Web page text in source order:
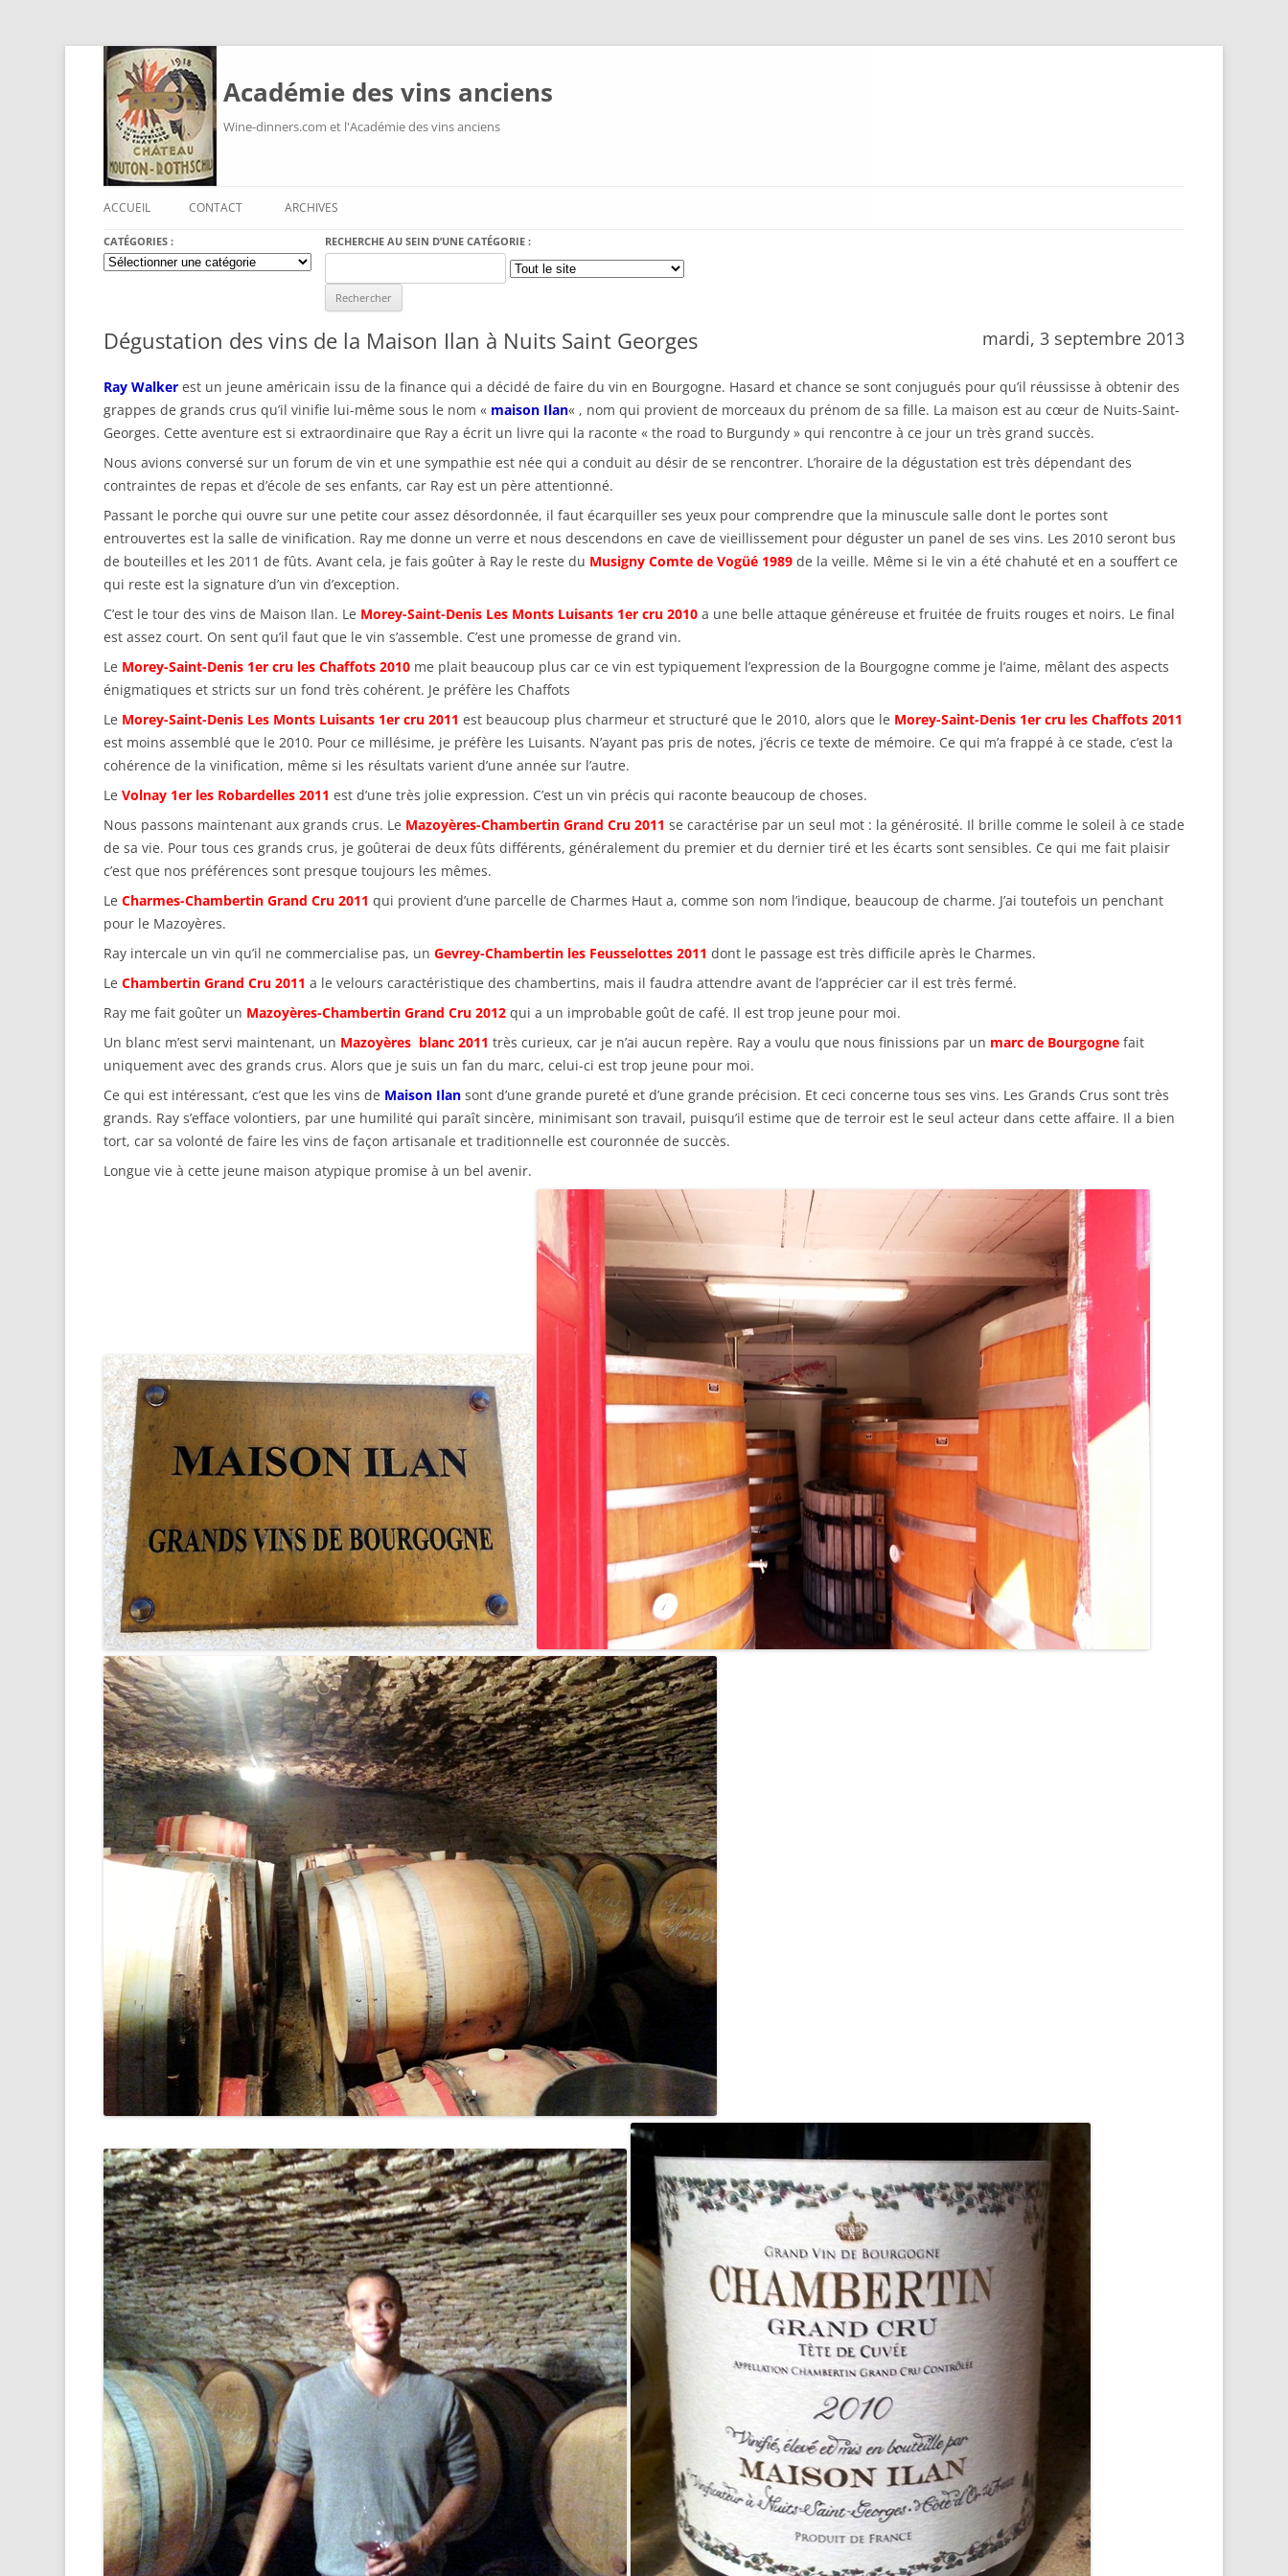
Académie des vins anciens
Wine-dinners.com et l'Académie des vins anciens
ACCUEIL CONTACT ARCHIVES
CATÉGORIES :
Catégories
:
RECHERCHE AU SEIN D’UNE CATÉGORIE :
for:
Dégustation des vins de la Maison Ilan à Nuits Saint Georges mardi, 3 septembre 2013
Ray Walker est un jeune américain issu de la finance qui a décidé de faire du vin en Bourgogne. Hasard et chance se sont conjugués pour qu’il réussisse à obtenir des
grappes de grands crus qu’il vinifie lui-même sous le nom « maison Ilan« , nom qui provient de morceaux du prénom de sa fille. La maison est au cœur de Nuits-Saint-
Georges. Cette aventure est si extraordinaire que Ray a écrit un livre qui la raconte « the road to Burgundy » qui rencontre à ce jour un très grand succès.
Nous avions conversé sur un forum de vin et une sympathie est née qui a conduit au désir de se rencontrer. L’horaire de la dégustation est très dépendant des
contraintes de repas et d’école de ses enfants, car Ray est un père attentionné.
Passant le porche qui ouvre sur une petite cour assez désordonnée, il faut écarquiller ses yeux pour comprendre que la minuscule salle dont le portes sont
entrouvertes est la salle de vinification. Ray me donne un verre et nous descendons en cave de vieillissement pour déguster un panel de ses vins. Les 2010 seront bus
de bouteilles et les 2011 de fûts. Avant cela, je fais goûter à Ray le reste du Musigny Comte de Vogüé 1989 de la veille. Même si le vin a été chahuté et en a souffert ce
qui reste est la signature d’un vin d’exception.
C’est le tour des vins de Maison Ilan. Le Morey-Saint-Denis Les Monts Luisants 1er cru 2010 a une belle attaque généreuse et fruitée de fruits rouges et noirs. Le final
est assez court. On sent qu’il faut que le vin s’assemble. C’est une promesse de grand vin.
Le Morey-Saint-Denis 1er cru les Chaffots 2010 me plait beaucoup plus car ce vin est typiquement l’expression de la Bourgogne comme je l’aime, mêlant des aspects
énigmatiques et stricts sur un fond très cohérent. Je préfère les Chaffots
Le Morey-Saint-Denis Les Monts Luisants 1er cru 2011 est beaucoup plus charmeur et structuré que le 2010, alors que le Morey-Saint-Denis 1er cru les Chaffots 2011
est moins assemblé que le 2010. Pour ce millésime, je préfère les Luisants. N’ayant pas pris de notes, j’écris ce texte de mémoire. Ce qui m’a frappé à ce stade, c’est la
cohérence de la vinification, même si les résultats varient d’une année sur l’autre.
Le Volnay 1er les Robardelles 2011 est d’une très jolie expression. C’est un vin précis qui raconte beaucoup de choses.
Nous passons maintenant aux grands crus. Le Mazoyères-Chambertin Grand Cru 2011 se caractérise par un seul mot : la générosité. Il brille comme le soleil à ce stade
de sa vie. Pour tous ces grands crus, je goûterai de deux fûts différents, généralement du premier et du dernier tiré et les écarts sont sensibles. Ce qui me fait plaisir
c’est que nos préférences sont presque toujours les mêmes.
Le Charmes-Chambertin Grand Cru 2011 qui provient d’une parcelle de Charmes Haut a, comme son nom l’indique, beaucoup de charme. J’ai toutefois un penchant
pour le Mazoyères.
Ray intercale un vin qu’il ne commercialise pas, un Gevrey-Chambertin les Feusselottes 2011 dont le passage est très difficile après le Charmes.
Le Chambertin Grand Cru 2011 a le velours caractéristique des chambertins, mais il faudra attendre avant de l’apprécier car il est très fermé.
Ray me fait goûter un Mazoyères-Chambertin Grand Cru 2012 qui a un improbable goût de café. Il est trop jeune pour moi.
Un blanc m’est servi maintenant, un Mazoyères blanc 2011 très curieux, car je n’ai aucun repère. Ray a voulu que nous finissions par un marc de Bourgogne fait
uniquement avec des grands crus. Alors que je suis un fan du marc, celui-ci est trop jeune pour moi.
Ce qui est intéressant, c’est que les vins de Maison Ilan sont d’une grande pureté et d’une grande précision. Et ceci concerne tous ses vins. Les Grands Crus sont très
grands. Ray s’efface volontiers, par une humilité qui paraît sincère, minimisant son travail, puisqu’il estime que de terroir est le seul acteur dans cette affaire. Il a bien
tort, car sa volonté de faire les vins de façon artisanale et traditionnelle est couronnée de succès.
Longue vie à cette jeune maison atypique promise à un bel avenir.